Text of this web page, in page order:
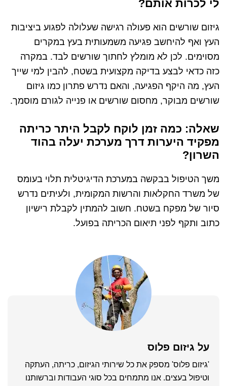
לי לכרות אותם?
גיזום שורשים הוא פעולה רגישה שעלולה לפגוע ביציבות
העץ ואף להיחשב פגיעה משמעותית בעץ במקרים
מסוימים. לכן לא מומלץ לחתוך שורשים לבד. במקרה
כזה כדאי לבצע בדיקה מקצועית בשטח, להבין למי שייך
העץ, מה היקף הפגיעה, והאם נדרש פתרון כמו גיזום
שורשים מבוקר, מחסום שורשים או פנייה לגורם מוסמך.
שאלה: כמה זמן לוקח לקבל היתר כריתה
מפקיד היערות דרך מערכת יעלה בהוד
השרון?
משך הטיפול בבקשה במערכת הדיגיטלית תלוי בעומס
של משרד החקלאות והרשות המקומית, ולעיתים נדרש
סיור של מפקח בשטח. חשוב להמתין לקבלת רישיון
כתוב ותקף לפני תיאום הכריתה בפועל.
על גיזום פלוס
'גיזום פלוס' מספק את כל שירותי הגיזום, כריתה, העתקה
וטיפול בעצים. אנו מתמחים בכל סוגי העבודות וברשותנו